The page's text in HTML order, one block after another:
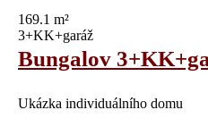
169.1 m²
3+KK+garáž
Bungalov
Ukázka individuálního domu